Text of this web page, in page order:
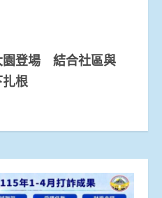
園登場 結合社區與
根